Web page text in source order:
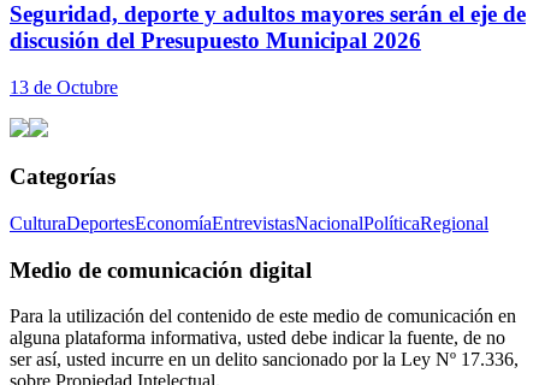
Seguridad, deporte y adultos mayores serán el eje de
discusión del Presupuesto Municipal 2026
13 de Octubre
Categorías
CulturaDeportesEconomíaEntrevistasNacionalPolíticaRegional
Medio de comunicación digital
Para la utilización del contenido de este medio de comunicación en
alguna plataforma informativa, usted debe indicar la fuente, de no
ser así, usted incurre en un delito sancionado por la Ley Nº 17.336,